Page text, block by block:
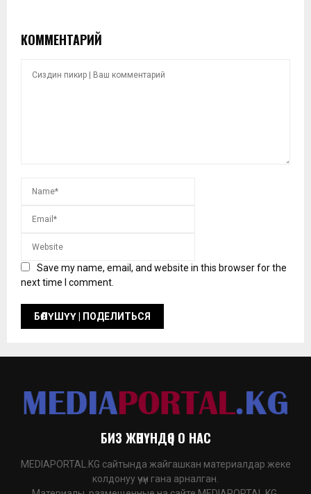
КОММЕНТАРИЙ
Save my name, email, and website in this browser for the
next time I comment.
БИЗ ЖӨНҮНДӨ | О НАС
MEDIAPORTAL.KG сайтында жайгашкан материалдар жеке
колдонуу үчүн гана арналган.